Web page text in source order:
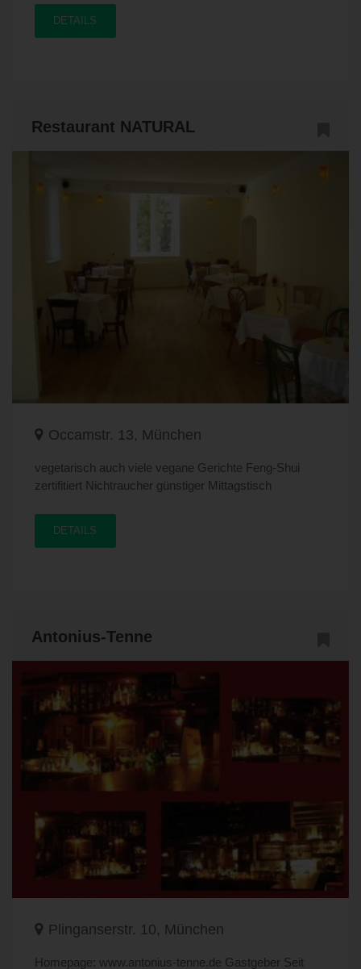
DETAILS
Restaurant NATURAL
Occamstr. 13, München
vegetarisch auch viele vegane Gerichte Feng-Shui
zertifitiert Nichtraucher günstiger Mittagstisch
DETAILS
Antonius-Tenne
Plinganserstr. 10, München
Homepage: www.antonius-tenne.de Gastgeber Seit